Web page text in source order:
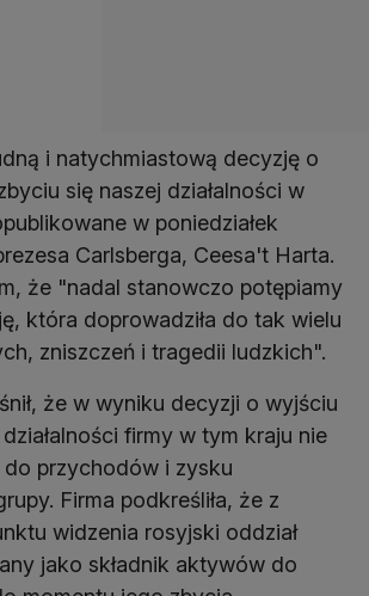
i natychmiastową decyzję o
się naszej działalności w
w poniedziałek
Carlsberga, Ceesa't Harta.
że "nadal stanowczo potępiamy
która doprowadziła do tak wielu
zniszczeń i tragedii ludzkich".
że w wyniku decyzji o wyjściu
firmy w tym kraju nie
do przychodów i zysku
Firma podkreśliła, że z
widzenia rosyjski oddział
jako składnik aktywów do